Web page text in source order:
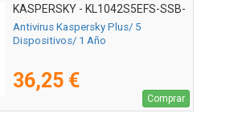
KASPERSKY - KL1042S5EFS-SSB-
ES
Antivirus Kaspersky Plus/ 5
Dispositivos/ 1 Año
36,25 €
Comprar